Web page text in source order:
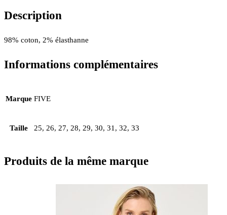
Description
98% coton, 2% élasthanne
Informations complémentaires
Marque FIVE
Taille 25, 26, 27, 28, 29, 30, 31, 32, 33
Produits de la même marque